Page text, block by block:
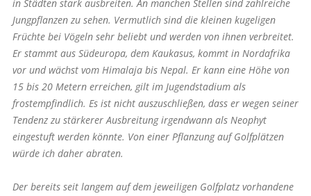
in Städten stark ausbreiten. An manchen Stellen sind zahlreiche
Jungpflanzen zu sehen. Vermutlich sind die kleinen kugeligen
Früchte bei Vögeln sehr beliebt und werden von ihnen verbreitet.
Er stammt aus Südeuropa, dem Kaukasus, kommt in Nordafrika
vor und wächst vom Hima­laja bis Nepal. Er kann eine Höhe von
15 bis 20 Metern erreichen, gilt im Jugendstadium als
frostempfindlich. Es ist nicht auszuschließen, dass er wegen seiner
Tendenz zu stärkerer Ausbreitung irgendwann als Neophyt
eingestuft werden könnte. Von einer Pflanzung auf Golfplätzen
würde ich daher abraten.
Der bereits seit langem auf dem jeweiligen Golfplatz vorhandene